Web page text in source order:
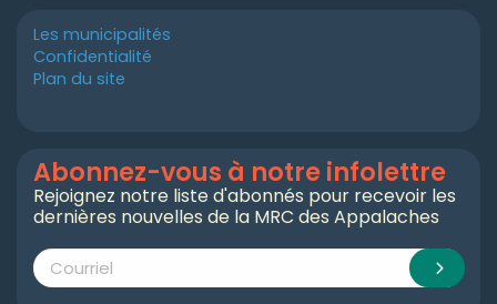
Les municipalités
Confidentialité
Plan du site
Abonnez-vous à notre infolettre
Rejoignez notre liste d'abonnés pour recevoir les
dernières nouvelles de la MRC des Appalaches